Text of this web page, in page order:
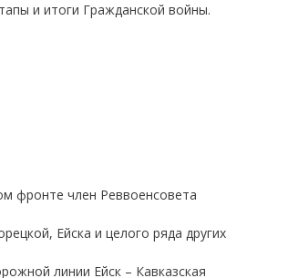
и итоги Гражданской войны.
фронте член Реввоенсовета
Ейска и целого ряда других
линии Ейск – Кавказская